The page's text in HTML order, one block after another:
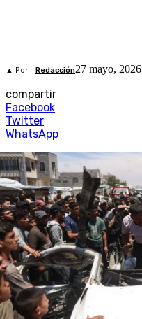
▲ Por Redacción27 mayo, 2026
compartir
Facebook
Twitter
WhatsApp